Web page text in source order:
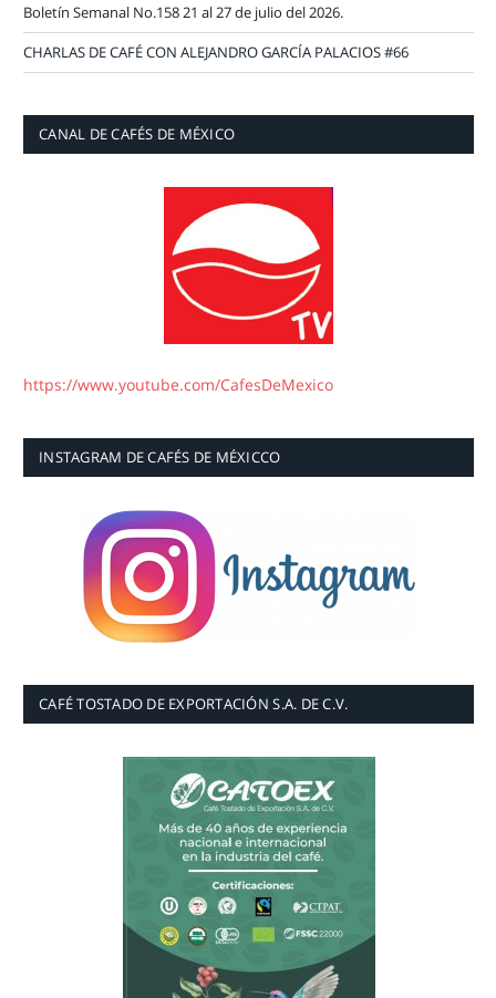
Boletín Semanal No.158 21 al 27 de julio del 2026.
CHARLAS DE CAFÉ CON ALEJANDRO GARCÍA PALACIOS #66
CANAL DE CAFÉS DE MÉXICO
https://www.youtube.com/CafesDeMexico
INSTAGRAM DE CAFÉS DE MÉXICCO
CAFÉ TOSTADO DE EXPORTACIÓN S.A. DE C.V.